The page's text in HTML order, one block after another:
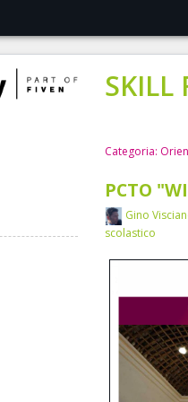
SKILL
Categoria:
PCTO
Gino
scolastico